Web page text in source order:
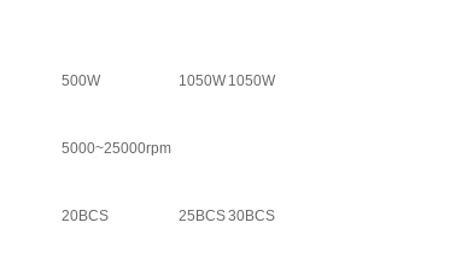
500W 1050W 1050W
5000~25000rpm
20BCS 25BCS30BCS